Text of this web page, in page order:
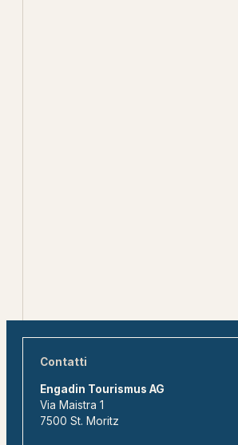
Contatti
Engadin Tourismus AG
Via Maistra 1
7500 St. Moritz